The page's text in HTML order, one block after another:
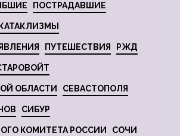
ПОСТРАДАВШИЕ
ПУТЕШЕСТВИЯ РЖД
ОБЛАСТИ СЕВАСТОПОЛЯ
СИБУР
КОМИТЕТА РОССИИ СОЧИ